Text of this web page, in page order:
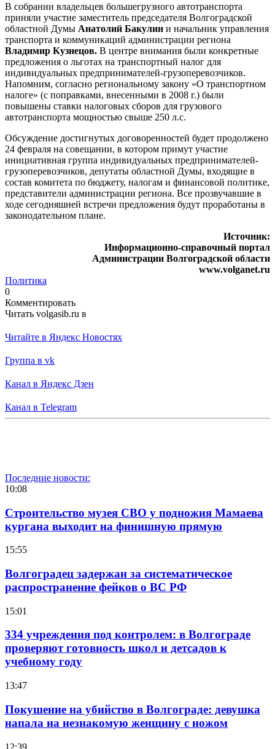
В собрании владельцев большегрузного автотранспорта
приняли участие заместитель председателя Волгоградской
областной Думы Анатолий Бакулин и начальник управления
транспорта и коммуникаций администрации региона
Владимир Кузнецов. В центре внимания были конкретные
предложения о льготах на транспортный налог для
индивидуальных предпринимателей-грузоперевозчиков.
Напомним, согласно региональному закону «О транспортном
налоге» (с поправками, внесенными в 2008 г.) были
повышены ставки налоговых сборов для грузового
автотранспорта мощностью свыше 250 л.с.
Обсуждение достигнутых договоренностей будет продолжено
24 февраля на совещании, в котором примут участие
инициативная группа индивидуальных предпринимателей-
грузоперевозчиков, депутаты областной Думы, входящие в
состав комитета по бюджету, налогам и финансовой политике,
представители администрации региона. Все прозвучавшие в
ходе сегодняшней встречи предложения будут проработаны в
законодательном плане.
Источник:
Информационно-справочный портал
Администрации Волгоградской области
www.volganet.ru
Политика
0
Комментировать
Читать volgasib.ru в
Читайте в Яндекс Новостях
Группа в vk
Канал в Яндекс Дзен
Канал в Telegram
Последние новости:
10:08
Строительство музея СВО у подножия Мамаева
кургана выходит на финишную прямую
15:55
Волгоградец задержан за систематическое
распространение фейков о ВС РФ
15:01
334 учреждения под контролем: в Волгограде
проверяют готовность школ и детсадов к
учебному году
13:47
Покушение на убийство в Волгограде: девушка
напала на незнакомую женщину с ножом
12:39